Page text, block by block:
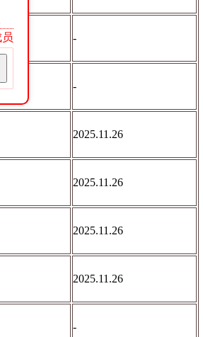
-
-
2025.11.26
2025.11.26
2025.11.26
2025.11.26
-